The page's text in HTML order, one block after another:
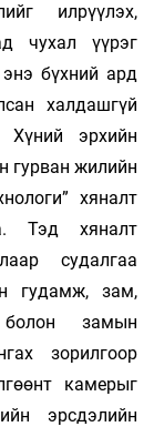
илрүүлэх,
чухал үүрэг
энэ бүхний ард
халдашгүй
Хүний эрхийн
гурван жилийн
хяналт
Тэд хяналт
судалгаа
гудамж, зам,
замын
зорилгоор
камерыг
эрсдэлийн